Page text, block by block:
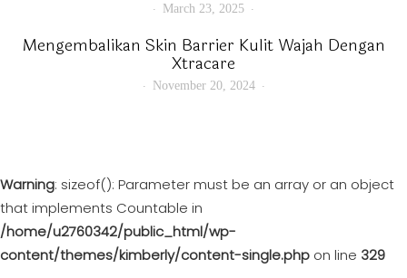
March 23, 2025
Mengembalikan Skin Barrier Kulit Wajah Dengan
Xtracare
November 20, 2024
Warning: sizeof(): Parameter must be an array or an object
that implements Countable in
/home/u2760342/public_html/wp-
content/themes/kimberly/content-single.php on line 329